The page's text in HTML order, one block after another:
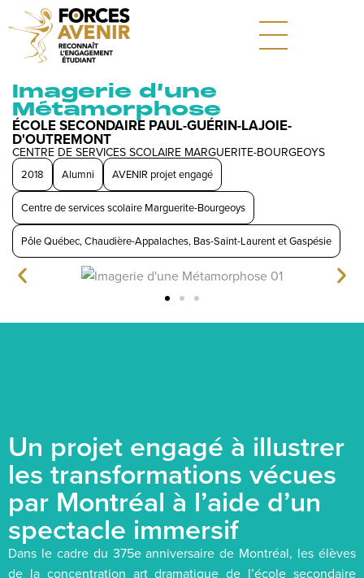
Imagerie d’une
Métamorphose
ÉCOLE SECONDAIRE PAUL-GUÉRIN-LAJOIE-
D'OUTREMONT
CENTRE DE SERVICES SCOLAIRE MARGUERITE-BOURGEOYS
2018 Alumni AVENIR projet engagé
Centre de services scolaire Marguerite-Bourgeoys
Pôle Québec, Chaudière-Appalaches, Bas-Saint-Laurent et Gaspésie
Un projet engagé à illustrer
les transformations vécues
par Montréal à l’aide d’un
spectacle immersif
Dans le cadre du 375e anniversaire de Montréal, les élèves
de la concentration art dramatique de l’école secondaire